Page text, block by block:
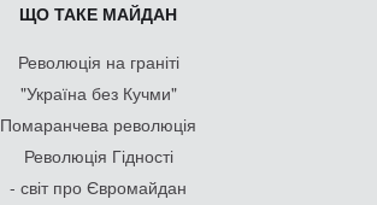
ЩО ТАКЕ МАЙДАН
Революція на граніті
"Україна без Кучми"
Помаранчева революція
Революція Гідності
- світ про Євромайдан